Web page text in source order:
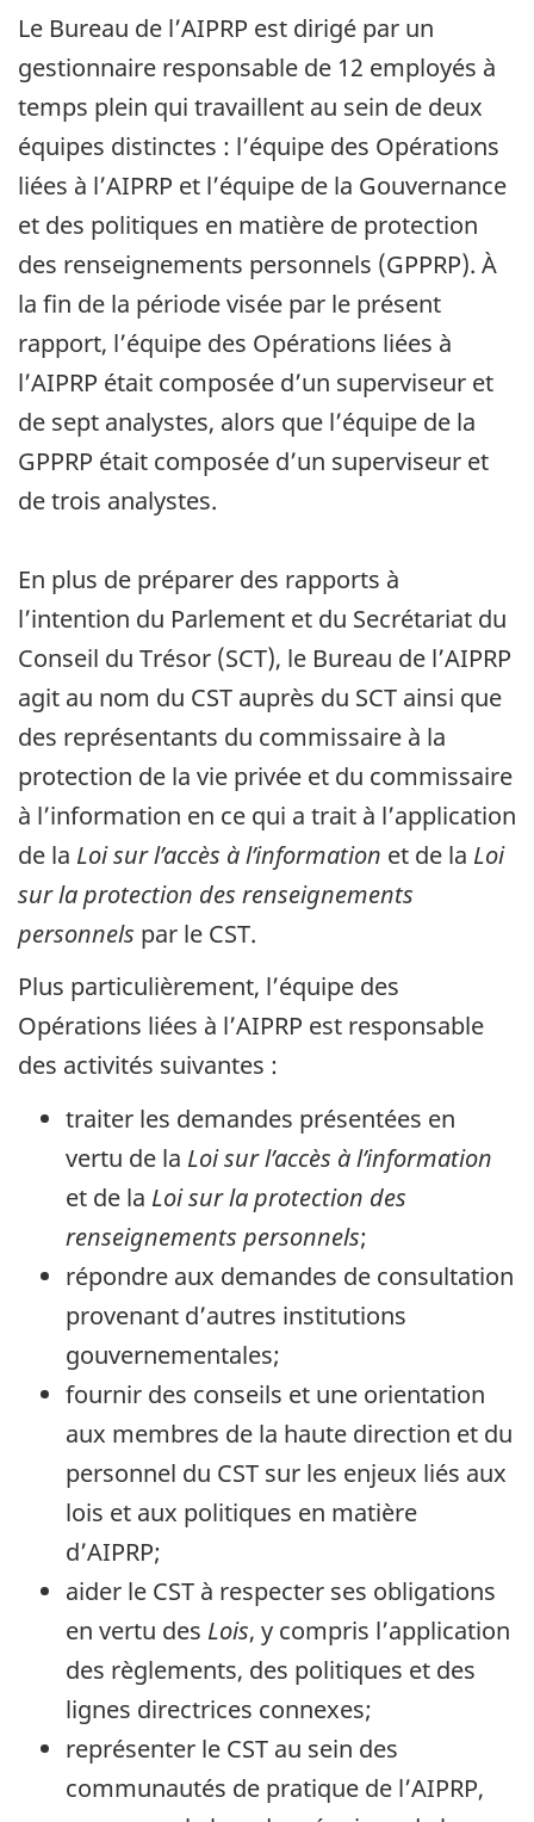
Le Bureau de l’AIPRP est dirigé par un
gestionnaire responsable de 12 employés à
temps plein qui travaillent au sein de deux
équipes distinctes : l’équipe des Opérations
liées à l’AIPRP et l’équipe de la Gouvernance
et des politiques en matière de protection
des renseignements personnels (GPPRP). À
la fin de la période visée par le présent
rapport, l’équipe des Opérations liées à
l’AIPRP était composée d’un superviseur et
de sept analystes, alors que l’équipe de la
GPPRP était composée d’un superviseur et
de trois analystes.
En plus de préparer des rapports à
l’intention du Parlement et du Secrétariat du
Conseil du Trésor (SCT), le Bureau de l’AIPRP
agit au nom du CST auprès du SCT ainsi que
des représentants du commissaire à la
protection de la vie privée et du commissaire
à l’information en ce qui a trait à l’application
de la Loi sur l’accès à l’information et de la Loi
sur la protection des renseignements
personnels par le CST.
Plus particulièrement, l’équipe des
Opérations liées à l’AIPRP est responsable
des activités suivantes :
traiter les demandes présentées en
vertu de la Loi sur l’accès à l’information
et de la Loi sur la protection des
renseignements personnels;
répondre aux demandes de consultation
provenant d’autres institutions
gouvernementales;
fournir des conseils et une orientation
aux membres de la haute direction et du
personnel du CST sur les enjeux liés aux
lois et aux politiques en matière
d’AIPRP;
aider le CST à respecter ses obligations
en vertu des Lois, y compris l’application
des règlements, des politiques et des
lignes directrices connexes;
représenter le CST au sein des
communautés de pratique de l’AIPRP,